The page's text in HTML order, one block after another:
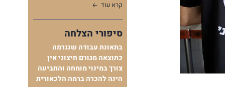
קרא עוד
סיפורי הצלחה
בתאונת עבודה שנגרמה
כתוצאה מגורם חיצוני אין
צורך במינוי מומחה והתביעה
הינה להכרה ברמה הלכאורית